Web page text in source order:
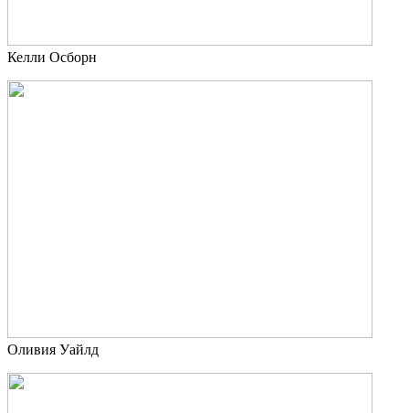
Келли Осборн
Оливия Уайлд